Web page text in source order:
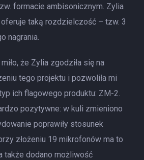
formacie ambisonicznym. Zylia
oferuje taką rozdzielczość – tzw. 3
nagrania.
że Zylia zgodziła się na
tego projektu i pozwoliła mi
ich flagowego produktu: ZM-2.
pozytywne: w kuli zmieniono
poprawiły stosunek
złożeniu 19 mikrofonów ma to
także dodano możliwość